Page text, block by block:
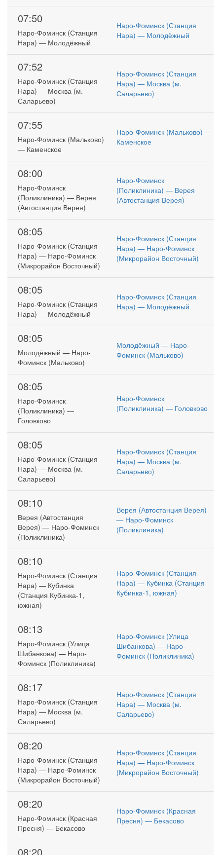
07:50
Наро-Фоминск (Станция
Нара) — Молодёжный
Наро-Фоминск (Станция
Нара) — Молодёжный
07:52
Наро-Фоминск (Станция
Нара) — Москва (м.
Саларьево)
Наро-Фоминск (Станция
Нара) — Москва (м.
Саларьево)
07:55
Наро-Фоминск (Мальково)
— Каменское
Наро-Фоминск (Мальково) —
Каменское
08:00
Наро-Фоминск
(Поликлиника) — Верея
(Автостанция Верея)
Наро-Фоминск
(Поликлиника) — Верея
(Автостанция Верея)
08:05
Наро-Фоминск (Станция
Нара) — Наро-Фоминск
(Микрорайон Восточный)
Наро-Фоминск (Станция
Нара) — Наро-Фоминск
(Микрорайон Восточный)
08:05
Наро-Фоминск (Станция
Нара) — Молодёжный
Наро-Фоминск (Станция
Нара) — Молодёжный
08:05
Молодёжный — Наро-
Фоминск (Мальково)
Молодёжный — Наро-
Фоминск (Мальково)
08:05
Наро-Фоминск
(Поликлиника) —
Головково
Наро-Фоминск
(Поликлиника) — Головково
08:05
Наро-Фоминск (Станция
Нара) — Москва (м.
Саларьево)
Наро-Фоминск (Станция
Нара) — Москва (м.
Саларьево)
08:10
Верея (Автостанция
Верея) — Наро-Фоминск
(Поликлиника)
Верея (Автостанция Верея)
— Наро-Фоминск
(Поликлиника)
08:10
Наро-Фоминск (Станция
Нара) — Кубинка
(Станция Кубинка-1,
южная)
Наро-Фоминск (Станция
Нара) — Кубинка (Станция
Кубинка-1, южная)
08:13
Наро-Фоминск (Улица
Шибанкова) — Наро-
Фоминск (Поликлиника)
Наро-Фоминск (Улица
Шибанкова) — Наро-
Фоминск (Поликлиника)
08:17
Наро-Фоминск (Станция
Нара) — Москва (м.
Саларьево)
Наро-Фоминск (Станция
Нара) — Москва (м.
Саларьево)
08:20
Наро-Фоминск (Станция
Нара) — Наро-Фоминск
(Микрорайон Восточный)
Наро-Фоминск (Станция
Нара) — Наро-Фоминск
(Микрорайон Восточный)
08:20
Наро-Фоминск (Красная
Пресня) — Бекасово
Наро-Фоминск (Красная
Пресня) — Бекасово
08:20